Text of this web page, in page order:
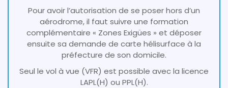
Pour avoir l’autorisation de se poser hors d’un
aérodrome, il faut suivre une formation
complémentaire « Zones Exigües » et déposer
ensuite sa demande de carte hélisurface à la
préfecture de son domicile.
Seul le vol à vue (VFR) est possible avec la licence
LAPL(H) ou PPL(H).